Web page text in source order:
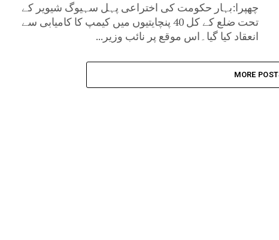
چھپرا:بہار حکومت کی اختراعی پہل سہیوگ شیویر کے
تحت ضلع کے کل 40 پنچایتیوں میں کیمپ کا کامیابی سے
انعقاد کیا گیا۔اس موقع پر نائب وزیر...
MORE